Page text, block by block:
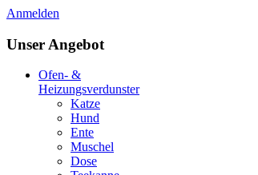
Anmelden
Unser Angebot
Ofen- &
Heizungsverdunster
Katze
Hund
Ente
Muschel
Dose